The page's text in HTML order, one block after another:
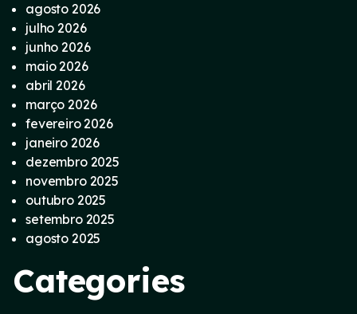
agosto 2026
julho 2026
junho 2026
maio 2026
abril 2026
março 2026
fevereiro 2026
janeiro 2026
dezembro 2025
novembro 2025
outubro 2025
setembro 2025
agosto 2025
Categories